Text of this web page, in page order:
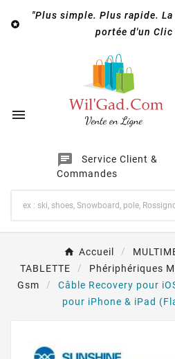

"Plus simple. Plus rapide.
portée d'un Clic

chat
Service Client &
Commandes
Accueil
TABLETTE
Phériphériques
Gsm
Câble Recovery pour
pour iPhone & iPad